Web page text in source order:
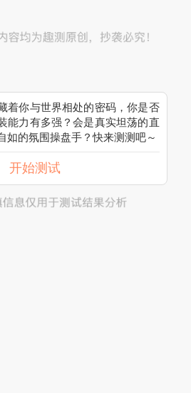
着你与世界相处的密码，你是否
能力有多强？会是真实坦荡的直
如的氛围操盘手？快来测测吧～
开始测试